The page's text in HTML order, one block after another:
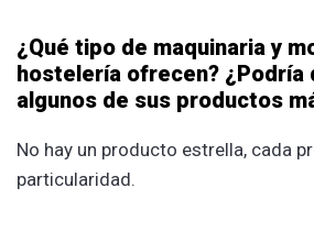
¿Qué tipo de maquinaria y
hostelería ofrecen? ¿Podría
algunos de sus productos
No hay un producto estrella, cada
particularidad.